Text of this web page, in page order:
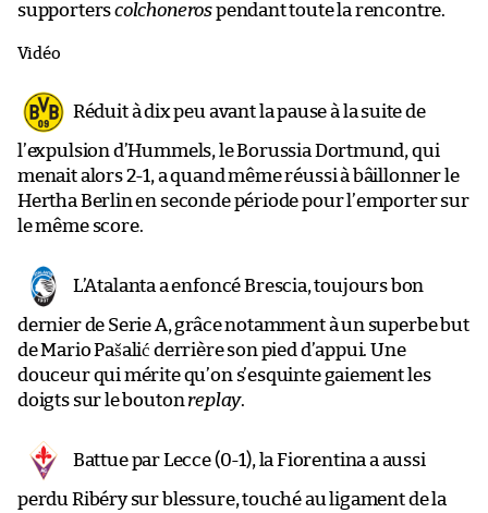
supporterscolchonerospendant toute la rencontre.
Vidéo
Réduit à dix peu avant la pause à la suite de
l’expulsion d’Hummels, le Borussia Dortmund, qui
menait alors 2-1, a quand même réussi à bâillonner le
Hertha Berlin en seconde période pour l’emporter sur
le même score.
L’Atalanta a enfoncé Brescia, toujours bon
dernier de Serie A, grâce notamment à un superbe but
de Mario Pašalić derrière son pied d’appui. Une
douceur qui mérite qu’on s’esquinte gaiement les
doigts sur le bouton replay.
Battue par Lecce (0-1), la Fiorentina a aussi
perdu Ribéry sur blessure, touché au ligament de la